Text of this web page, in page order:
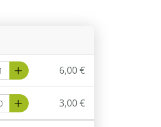
6,00 €
3,00 €